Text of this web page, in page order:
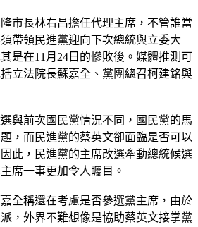
市長林右昌擔任代理主席，不管誰當
帶領民進黨迎向下次總統與立委大
是在11月24日的慘敗後。媒體推測可
立法院長蘇嘉全、黨團總召柯建銘與
與前次國民黨情況不同，國民黨的馬
，而民進黨的蔡英文卻面臨是否可以
此，民進黨的主席改選牽動總統候選
席一事更加令人矚目。
全稱還在考慮是否參選黨主席，由於
，外界不難想像是協助蔡英文接掌黨